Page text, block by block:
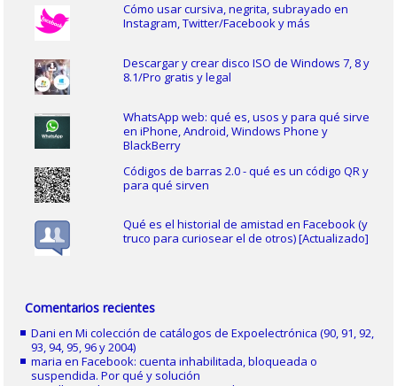
Cómo usar cursiva, negrita, subrayado en
Instagram, Twitter/Facebook y más
Descargar y crear disco ISO de Windows 7, 8 y
8.1/Pro gratis y legal
WhatsApp web: qué es, usos y para qué sirve
en iPhone, Android, Windows Phone y
BlackBerry
Códigos de barras 2.0 - qué es un código QR y
para qué sirven
Qué es el historial de amistad en Facebook (y
truco para curiosear el de otros) [Actualizado]
Comentarios recientes
Dani enMi colección de catálogos de Expoelectrónica (90, 91, 92,
93, 94, 95, 96 y 2004)
maria enFacebook: cuenta inhabilitada, bloqueada o
suspendida. Por qué y solución